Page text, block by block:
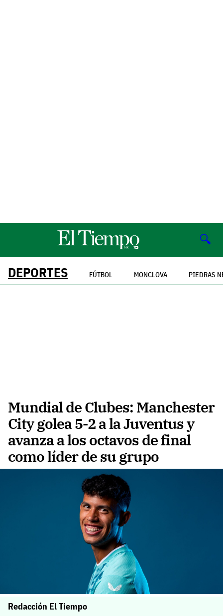
🔍
DEPORTES FÚTBOL MONCLOVA PIEDRAS
Mundial de Clubes: Manchester
City golea 5-2 a la Juventus y
avanza a los octavos de final
como líder de su grupo
Redacción El Tiempo